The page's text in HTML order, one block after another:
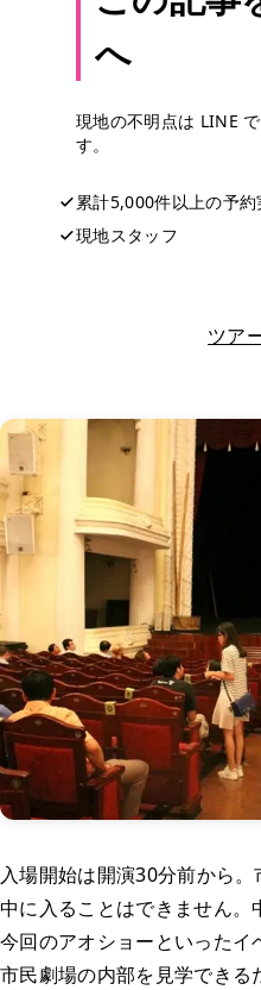
へ
現地の不明点は LINE
す。
累計5,000件以上の予約
現地スタッフ
ツア
入場開始は開演30分前から
中に入ることはできません
今回のアオショーといったイ
市民劇場の内部を見学でき